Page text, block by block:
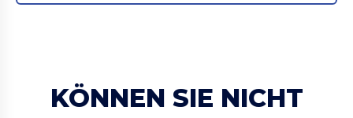
KÖNNEN SIE NICHT